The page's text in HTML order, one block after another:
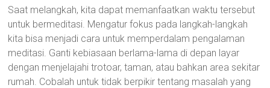
Saat melangkah, kita dapat memanfaatkan waktu tersebut
untuk bermeditasi. Mengatur fokus pada langkah-langkah
kita bisa menjadi cara untuk memperdalam pengalaman
meditasi. Ganti kebiasaan berlama-lama di depan layar
dengan menjelajahi trotoar, taman, atau bahkan area sekitar
rumah. Cobalah untuk tidak berpikir tentang masalah yang